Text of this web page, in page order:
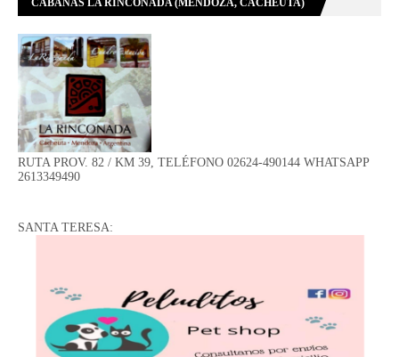
CABAÑAS LA RINCONADA (MENDOZA, CACHEUTA)
RUTA PROV. 82 / KM 39, TELÉFONO 02624-490144 WHATSAPP
2613349490
SANTA TERESA: